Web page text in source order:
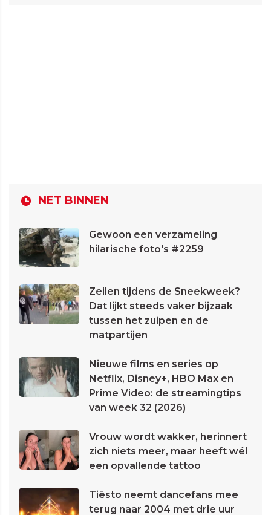
NET BINNEN
Gewoon een verzameling
hilarische foto's #2259
Zeilen tijdens de Sneekweek?
Dat lijkt steeds vaker bijzaak
tussen het zuipen en de
matpartijen
Nieuwe films en series op
Netflix, Disney+, HBO Max en
Prime Video: de streamingtips
van week 32 (2026)
Vrouw wordt wakker, herinnert
zich niets meer, maar heeft wél
een opvallende tattoo
Tiësto neemt dancefans mee
terug naar 2004 met drie uur